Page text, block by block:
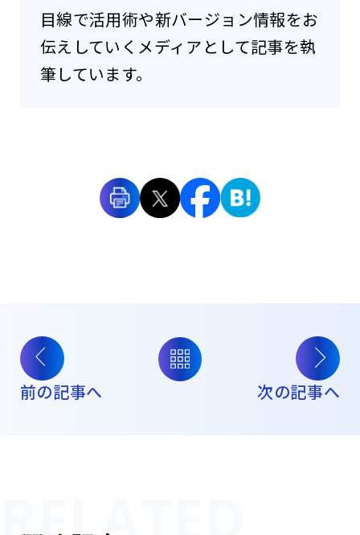
目線で活用術や新バージョン情報をお
伝えしていくメディアとして記事を執
筆しています。
前の記事へ 次の記事へ